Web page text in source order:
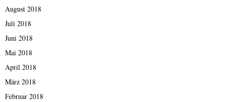
August 2018
Juli 2018
Juni 2018
Mai 2018
April 2018
März 2018
Februar 2018